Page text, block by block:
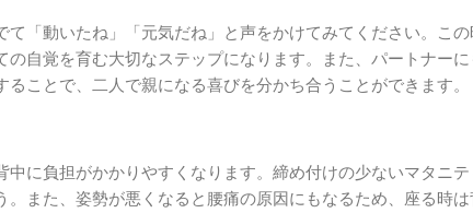
て「動いたね」「元気だね」と声をかけてみてください。こ
自覚を育む大切なステップになります。また、パートナー
ことで、二人で親になる喜びを分かち合うことができます。
中に負担がかかりやすくなります。締め付けの少ないマタニ
また、姿勢が悪くなると腰痛の原因にもなるため、座る時